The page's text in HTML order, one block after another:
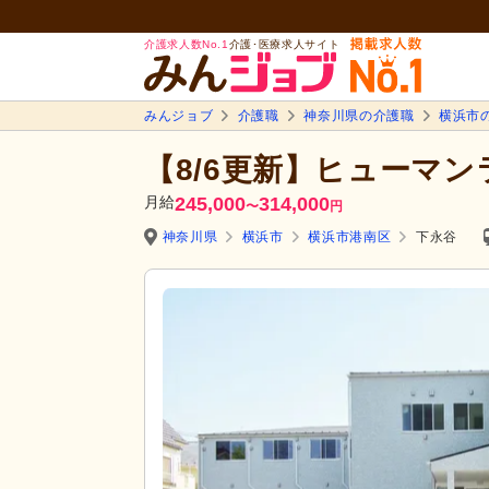
介護求人数No.1 介護･医療求人サイト
みんジョブ 介護職 神奈川県の介護職 横浜市
【8/6更新】ヒューマ
月給245,000〜314,000円
神奈川県
横浜市 横浜市港南区 下永谷